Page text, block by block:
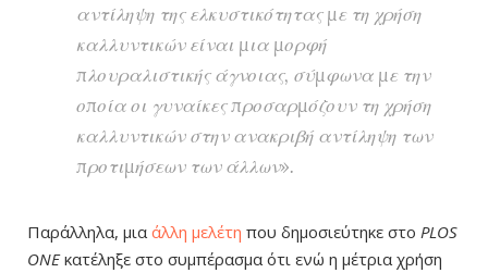
αντίληψη της ελκυστικότητας με τη χρήση
καλλυντικών είναι μια μορφή
πλουραλιστικής άγνοιας, σύμφωνα με την
οποία οι γυναίκες προσαρμόζουν τη χρήση
καλλυντικών στην ανακριβή αντίληψη των
προτιμήσεων των άλλων».
Παράλληλα, μια άλλη μελέτη που δημοσιεύτηκε στο PLOS
ONEκατέληξε στο συμπέρασμα ότι ενώ η μέτρια χρήση